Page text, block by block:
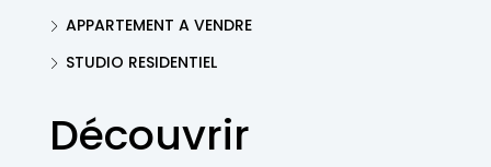
APPARTEMENT A VENDRE
STUDIO RESIDENTIEL
Découvrir